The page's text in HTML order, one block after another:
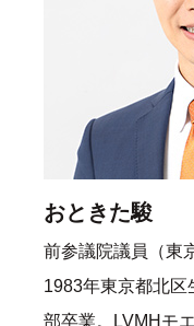
おときた駿
前参議院議員（東
1983年東京都北区
部卒業。LVMHモ